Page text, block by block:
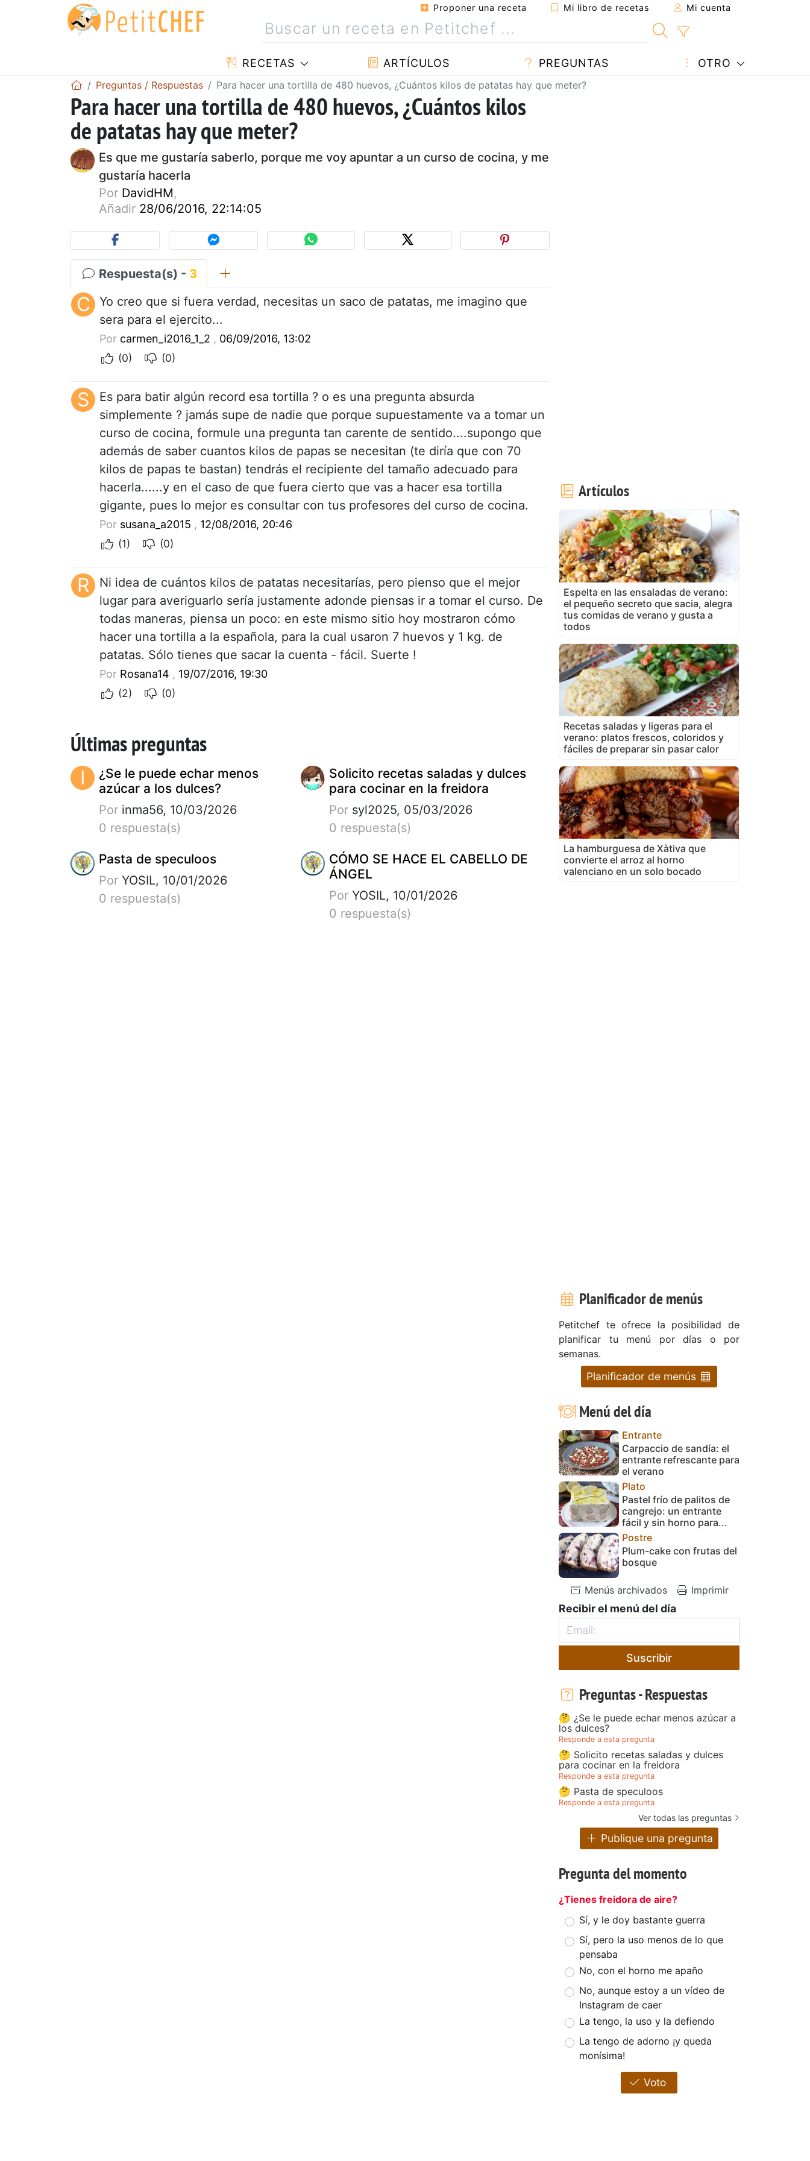
Proponer una receta Mi libro de recetas Mi cuenta
RECETAS ARTÍCULOS PREGUNTAS OTRO
Preguntas / Respuestas Para hacer una tortilla de 480 huevos, ¿Cuántos kilos de patatas hay que meter?
Para hacer una tortilla de 480 huevos, ¿Cuántos kilos
de patatas hay que meter?
Es que me gustaría saberlo, porque me voy apuntar a un curso de cocina, y me
gustaría hacerla
Por DavidHM,
Añadir 28/06/2016, 22:14:05
Respuesta(s) - 3
C
Yo creo que si fuera verdad, necesitas un saco de patatas, me imagino que
sera para el ejercito...
Por carmen_i2016_1_2 , 06/09/2016, 13:02
(0)
(0)
S
Es para batir algún record esa tortilla ? o es una pregunta absurda
simplemente ? jamás supe de nadie que porque supuestamente va a tomar un
curso de cocina, formule una pregunta tan carente de sentido....supongo que
además de saber cuantos kilos de papas se necesitan (te diría que con 70
kilos de papas te bastan) tendrás el recipiente del tamaño adecuado para
hacerla......y en el caso de que fuera cierto que vas a hacer esa tortilla
gigante, pues lo mejor es consultar con tus profesores del curso de cocina.
Por susana_a2015 , 12/08/2016, 20:46
(1)
(0)
R
Ni idea de cuántos kilos de patatas necesitarías, pero pienso que el mejor
lugar para averiguarlo sería justamente adonde piensas ir a tomar el curso. De
todas maneras, piensa un poco: en este mismo sitio hoy mostraron cómo
hacer una tortilla a la española, para la cual usaron 7 huevos y 1 kg. de
patatas. Sólo tienes que sacar la cuenta - fácil. Suerte !
Por Rosana14 , 19/07/2016, 19:30
(2)
(0)
Últimas preguntas
I
¿Se le puede echar menos
azúcar a los dulces?
Por inma56, 10/03/2026
0 respuesta(s)
Solicito recetas saladas y dulces
para cocinar en la freidora
Porsyl2025, 05/03/2026
0 respuesta(s)
Pasta de speculoos
Por YOSIL, 10/01/2026
0 respuesta(s)
CÓMO SE HACE EL CABELLO DE
ÁNGEL
PorYOSIL, 10/01/2026
0 respuesta(s)
Artículos
Espelta en las ensaladas de verano:
el pequeño secreto que sacia, alegra
tus comidas de verano y gusta a
todos
Recetas saladas y ligeras para el
verano: platos frescos, coloridos y
fáciles de preparar sin pasar calor
La hamburguesa de Xàtiva que
convierte el arroz al horno
valenciano en un solo bocado
Planificador de menús
Petitchef te ofrece la posibilidad de
planificar tu menú por días o por
semanas.
Planificador de menús
Menú del día
Entrante
Carpaccio de sandía: el
entrante refrescante para
el verano
Plato
Pastel frío de palitos de
cangrejo: un entrante
fácil y sin horno para...
Postre
Plum-cake con frutas del
bosque
Menús archivados Imprimir
Recibir el menú del día
Suscribir
Preguntas - Respuestas
🤔 ¿Se le puede echar menos azúcar a
los dulces?
Responde a esta pregunta
🤔 Solicito recetas saladas y dulces
para cocinar en la freidora
Responde a esta pregunta
🤔 Pasta de speculoos
Responde a esta pregunta
Ver todas las preguntas
Publique una pregunta
Pregunta del momento
¿Tienes freidora de aire?
Sí, y le doy bastante guerra
Sí, pero la uso menos de lo que
pensaba
No, con el horno me apaño
No, aunque estoy a un vídeo de
Instagram de caer
La tengo, la uso y la defiendo
La tengo de adorno ¡y queda
monísima!
Voto